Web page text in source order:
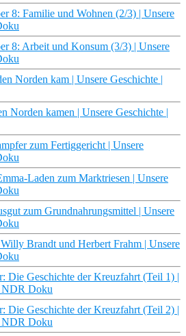
8: Familie und Wohnen (2/3) | Unsere
8: Arbeit und Konsum (3/3) | Unsere
Norden kam | Unsere Geschichte |
Norden kamen | Unsere Geschichte |
zum Fertiggericht | Unsere
Laden zum Marktriesen | Unsere
zum Grundnahrungsmittel | Unsere
Brandt und Herbert Frahm | Unsere
Die Geschichte der Kreuzfahrt (Teil 1) |
NDR Doku
Die Geschichte der Kreuzfahrt (Teil 2) |
NDR Doku